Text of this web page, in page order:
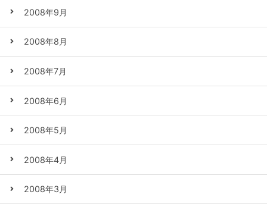
2008年9月
2008年8月
2008年7月
2008年6月
2008年5月
2008年4月
2008年3月